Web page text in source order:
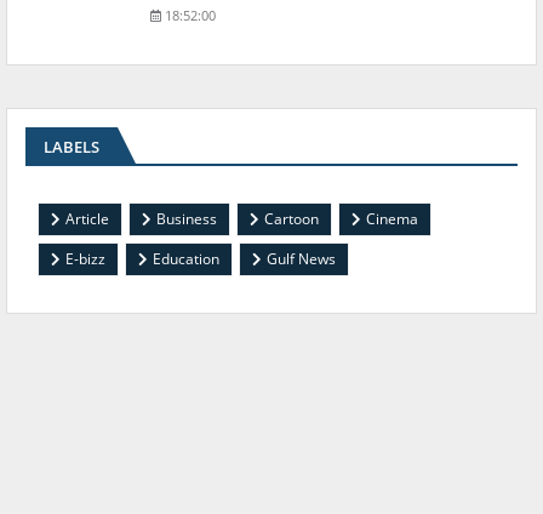
18:52:00
LABELS
Article Business Cartoon
Cinema
E-bizz
Education Gulf News